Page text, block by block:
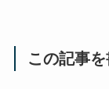
この記事